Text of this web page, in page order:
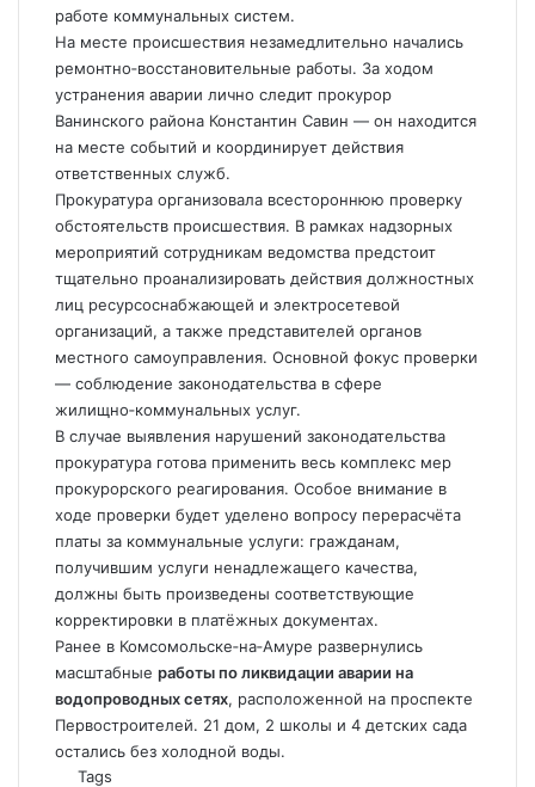
работе коммунальных систем.
На месте происшествия незамедлительно начались
ремонтно‑восстановительные работы. За ходом
устранения аварии лично следит прокурор
Ванинского района Константин Савин — он находится
на месте событий и координирует действия
ответственных служб.
Прокуратура организовала всестороннюю проверку
обстоятельств происшествия. В рамках надзорных
мероприятий сотрудникам ведомства предстоит
тщательно проанализировать действия должностных
лиц ресурсоснабжающей и электросетевой
организаций, а также представителей органов
местного самоуправления. Основной фокус проверки
— соблюдение законодательства в сфере
жилищно‑коммунальных услуг.
В случае выявления нарушений законодательства
прокуратура готова применить весь комплекс мер
прокурорского реагирования. Особое внимание в
ходе проверки будет уделено вопросу перерасчёта
платы за коммунальные услуги: гражданам,
получившим услуги ненадлежащего качества,
должны быть произведены соответствующие
корректировки в платёжных документах.
Ранее в Комсомольске‑на‑Амуре развернулись
масштабные работы по ликвидации аварии на
водопроводных сетях, расположенной на проспекте
Первостроителей. 21 дом, 2 школы и 4 детских сада
остались без холодной воды.
Tags